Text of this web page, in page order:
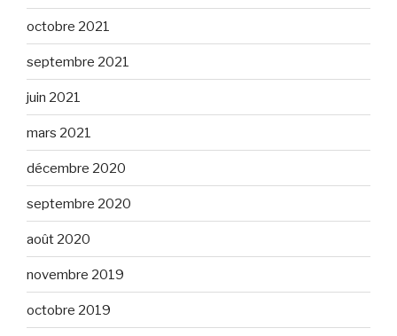
octobre 2021
septembre 2021
juin 2021
mars 2021
décembre 2020
septembre 2020
août 2020
novembre 2019
octobre 2019